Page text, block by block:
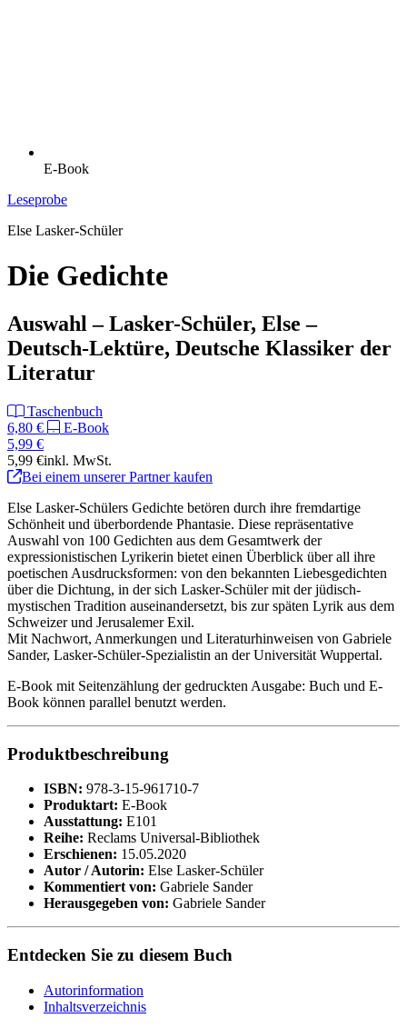
E-Book
Leseprobe
Else Lasker-Schüler
Die Gedichte
Auswahl – Lasker-Schüler, Else –
Deutsch-Lektüre, Deutsche Klassiker der
Literatur
Taschenbuch
6,80 €
E-Book
5,99 €
5,99 €inkl. MwSt.
Bei einem unserer Partner kaufen
Else Lasker-Schülers Gedichte betören durch ihre fremdartige
Schönheit und überbordende Phantasie. Diese repräsentative
Auswahl von 100 Gedichten aus dem Gesamtwerk der
expressionistischen Lyrikerin bietet einen Überblick über all ihre
poetischen Ausdrucksformen: von den bekannten Liebesgedichten
über die Dichtung, in der sich Lasker-Schüler mit der jüdisch-
mystischen Tradition auseinandersetzt, bis zur späten Lyrik aus dem
Schweizer und Jerusalemer Exil.
Mit Nachwort, Anmerkungen und Literaturhinweisen von Gabriele
Sander, Lasker-Schüler-Spezialistin an der Universität Wuppertal.
E-Book mit Seitenzählung der gedruckten Ausgabe: Buch und E-
Book können parallel benutzt werden.
Produktbeschreibung
ISBN: 978-3-15-961710-7
Produktart: E-Book
Ausstattung: E101
Reihe: Reclams Universal-Bibliothek
Erschienen: 15.05.2020
Autor / Autorin: Else Lasker-Schüler
Kommentiert von: Gabriele Sander
Herausgegeben von: Gabriele Sander
Entdecken Sie zu diesem Buch
Autorinformation
Inhaltsverzeichnis